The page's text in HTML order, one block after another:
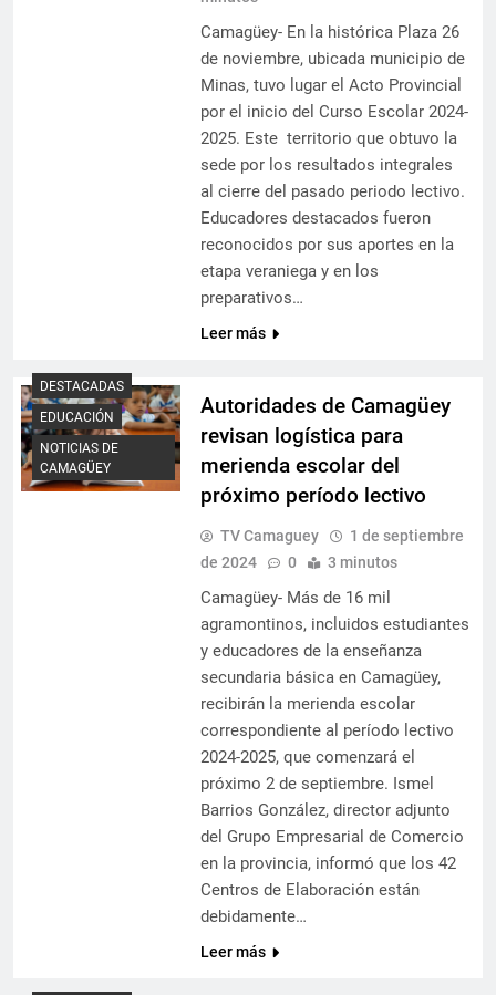
Camagüey- En la histórica Plaza 26
de noviembre, ubicada municipio de
Minas, tuvo lugar el Acto Provincial
por el inicio del Curso Escolar 2024-
2025. Este territorio que obtuvo la
sede por los resultados integrales
al cierre del pasado periodo lectivo.
Educadores destacados fueron
reconocidos por sus aportes en la
etapa veraniega y en los
preparativos…
Leer más
DESTACADAS
EDUCACIÓN
NOTICIAS DE
CAMAGÜEY
Autoridades de Camagüey
revisan logística para
merienda escolar del
próximo período lectivo
TV Camaguey
1 de septiembre
de 2024
0 3 minutos
Camagüey- Más de 16 mil
agramontinos, incluidos estudiantes
y educadores de la enseñanza
secundaria básica en Camagüey,
recibirán la merienda escolar
correspondiente al período lectivo
2024-2025, que comenzará el
próximo 2 de septiembre. Ismel
Barrios González, director adjunto
del Grupo Empresarial de Comercio
en la provincia, informó que los 42
Centros de Elaboración están
debidamente…
Leer más